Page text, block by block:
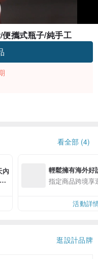
便攜式瓶子/純手工
看全部 (4)
內
輕鬆擁有海外好
指定商品跨境享
活動詳
逛設計品牌